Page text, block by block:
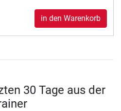
in den Warenkorb
30 Tage aus der